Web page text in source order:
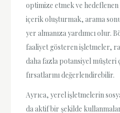
optimize etmek ve
içerik oluşturmak, arama
yer almanıza yardımcı olur.
faaliyet gösteren işletmeler,
daha fazla potansiyel müşteri
fırsatlarını değerlendirebilir.
Ayrıca, yerel işletmelerin
da aktif bir şekilde